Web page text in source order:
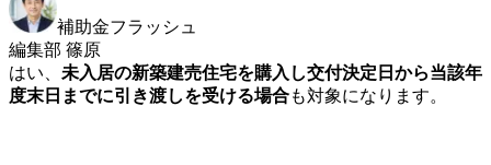
補助金フラッシュ
編集部 篠原
はい、 未入居の新築建売住宅を購入し交付決定日から当該年
度末日までに引き渡しを受ける場合も対象になります。